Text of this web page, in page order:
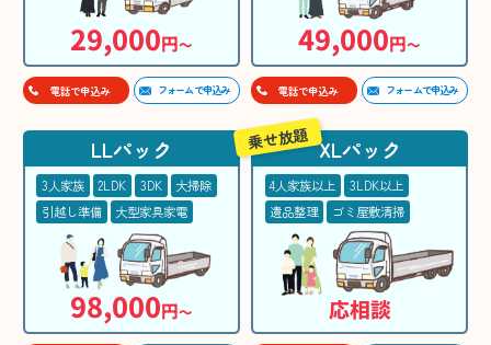
29,000円〜
電話で申込み フォームで申込み
49,000円〜
電話で申込み フォームで申込み
LLパック
3人家族 2LDK 3DK
大掃除
引越し準備
大型家具家電
98,000円〜
XLパック
4人家族以上
3LDK以上
遺品整理
ゴミ屋敷清掃
応相談
乗せ放題